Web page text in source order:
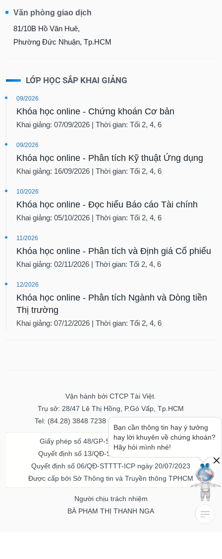
Văn phòng giao dịch
81/10B Hồ Văn Huê,
Phường Đức Nhuận, Tp.HCM
LỚP HỌC SẮP KHAI GIẢNG
09/2026
Khóa học online - Chứng khoán Cơ bản
Khai giảng: 07/09/2026 | Thời gian: Tối 2, 4, 6
09/2026
Khóa học online - Phân tích Kỹ thuật Ứng dụng
Khai giảng: 16/09/2026 | Thời gian: Tối 2, 4, 6
10/2026
Khóa học online - Đọc hiểu Báo cáo Tài chính
Khai giảng: 05/10/2026 | Thời gian: Tối 2, 4, 6
11/2026
Khóa học online - Phân tích và Định giá Cổ phiếu
Khai giảng: 02/11/2026 | Thời gian: Tối 2, 4, 6
12/2026
Khóa học online - Phân tích Ngành và Dòng tiền
Thị trường
Khai giảng: 07/12/2026 | Thời gian: Tối 2, 4, 6
Vận hành bởi CTCP Tài Việt.
Trụ sở: 28/47 Lê Thị Hồng, P.Gò Vấp, Tp.HCM
Tel: (84.28) 3848 7238 - Fax: (84.28) 3848 7237
Giấy phép số 48/GP-STTTT ngày 04/11/2016
Quyết định số 13/QĐ-STTTT ngày 02/11/2017
Quyết định số 06/QĐ-STTTT-ICP ngày 20/07/2023
Được cấp bởi Sở Thông tin và Truyền thông TPHCM
Người chịu trách nhiệm
BÀ PHẠM THỊ THANH NGA
Bạn cần thông tin hay ý tưởng
hay lời khuyên về chứng khoán?
Hãy hỏi mình nhé!